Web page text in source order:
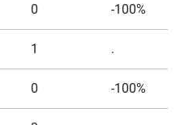
0 -100%
1 .
0 -100%